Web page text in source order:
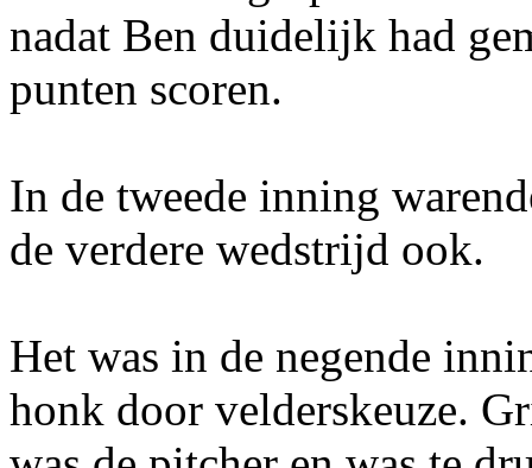
nadat Ben duidelijk had
punten scoren.
In de tweede inning
de verdere wedstrijd ook.
Het was in de negende
honk door velderskeuze.